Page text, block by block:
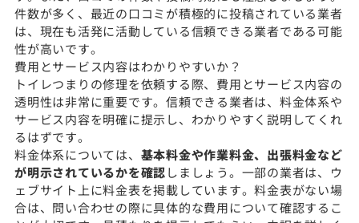
件数が多く、最近の口コミが積極的に投稿されている業者
は、現在も活発に活動している信頼できる業者である可能
性が高いです。
費用とサービス内容はわかりやすいか？
トイレつまりの修理を依頼する際、費用とサービス内容の
透明性は非常に重要です。信頼できる業者は、料金体系や
サービス内容を明確に提示し、わかりやすく説明してくれ
るはずです。
料金体系については、 基本料金や作業料金、出張料金など
が明示されているかを確認しましょう。一部の業者は、ウ
ェブサイト上に料金表を掲載しています。料金表がない場
合は、問い合わせの際に具体的な費用について確認するこ